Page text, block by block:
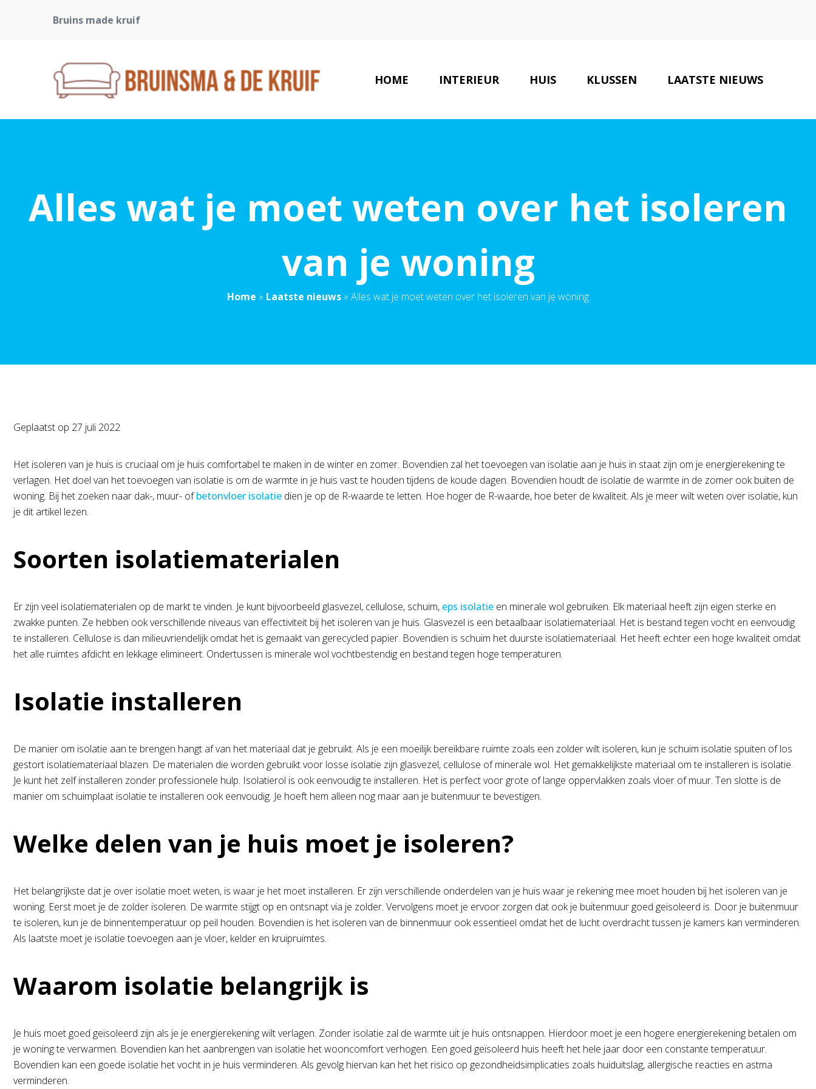
Bruins made kruif
HOME INTERIEUR HUIS KLUSSEN LAATSTE NIEUWS
Alles wat je moet weten over het isoleren
van je woning
Home » Laatste nieuws » Alles wat je moet weten over het isoleren van je woning
Geplaatst op 27 juli 2022
Het isoleren van je huis is cruciaal om je huis comfortabel te maken in de winter en zomer. Bovendien zal het toevoegen van isolatie aan je huis in staat zijn om je energierekening te
verlagen. Het doel van het toevoegen van isolatie is om de warmte in je huis vast te houden tijdens de koude dagen. Bovendien houdt de isolatie de warmte in de zomer ook buiten de
woning. Bij het zoeken naar dak-, muur- ofbetonvloer isolatie dien je op de R-waarde te letten. Hoe hoger de R-waarde, hoe beter de kwaliteit. Als je meer wilt weten over isolatie, kun
je dit artikel lezen.
Soorten isolatiematerialen
Er zijn veel isolatiematerialen op de markt te vinden. Je kunt bijvoorbeeld glasvezel, cellulose, schuim, eps isolatie en minerale wol gebruiken. Elk materiaal heeft zijn eigen sterke en
zwakke punten. Ze hebben ook verschillende niveaus van effectiviteit bij het isoleren van je huis. Glasvezel is een betaalbaar isolatiemateriaal. Het is bestand tegen vocht en eenvoudig
te installeren. Cellulose is dan milieuvriendelijk omdat het is gemaakt van gerecycled papier. Bovendien is schuim het duurste isolatiemateriaal. Het heeft echter een hoge kwaliteit omdat
het alle ruimtes afdicht en lekkage elimineert. Ondertussen is minerale wol vochtbestendig en bestand tegen hoge temperaturen.
Isolatie installeren
De manier om isolatie aan te brengen hangt af van het materiaal dat je gebruikt. Als je een moeilijk bereikbare ruimte zoals een zolder wilt isoleren, kun je schuim isolatie spuiten of los
gestort isolatiemateriaal blazen. De materialen die worden gebruikt voor losse isolatie zijn glasvezel, cellulose of minerale wol. Het gemakkelijkste materiaal om te installeren is isolatie.
Je kunt het zelf installeren zonder professionele hulp. Isolatierol is ook eenvoudig te installeren. Het is perfect voor grote of lange oppervlakken zoals vloer of muur. Ten slotte is de
manier om schuimplaat isolatie te installeren ook eenvoudig. Je hoeft hem alleen nog maar aan je buitenmuur te bevestigen.
Welke delen van je huis moet je isoleren?
Het belangrijkste dat je over isolatie moet weten, is waar je het moet installeren. Er zijn verschillende onderdelen van je huis waar je rekening mee moet houden bij het isoleren van je
woning. Eerst moet je de zolder isoleren. De warmte stijgt op en ontsnapt via je zolder. Vervolgens moet je ervoor zorgen dat ook je buitenmuur goed geïsoleerd is. Door je buitenmuur
te isoleren, kun je de binnentemperatuur op peil houden. Bovendien is het isoleren van de binnenmuur ook essentieel omdat het de lucht overdracht tussen je kamers kan verminderen.
Als laatste moet je isolatie toevoegen aan je vloer, kelder en kruipruimtes.
Waarom isolatie belangrijk is
Je huis moet goed geïsoleerd zijn als je je energierekening wilt verlagen. Zonder isolatie zal de warmte uit je huis ontsnappen. Hierdoor moet je een hogere energierekening betalen om
je woning te verwarmen. Bovendien kan het aanbrengen van isolatie het wooncomfort verhogen. Een goed geïsoleerd huis heeft het hele jaar door een constante temperatuur.
Bovendien kan een goede isolatie het vocht in je huis verminderen. Als gevolg hiervan kan het het risico op gezondheidsimplicaties zoals huiduitslag, allergische reacties en astma
verminderen.